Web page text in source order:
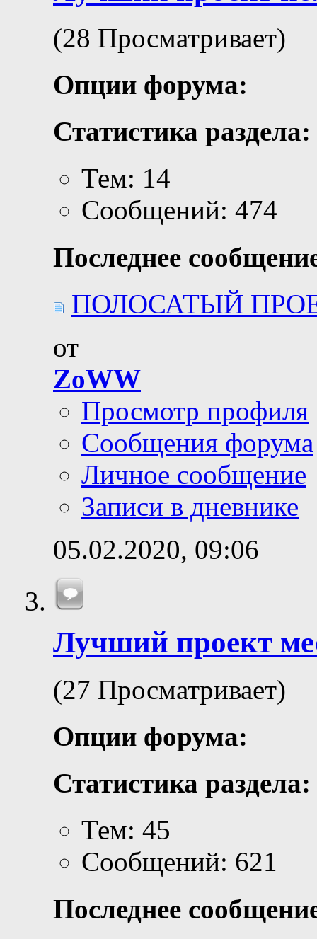
(28 Просматривает)
Опции форума:
Статистика раздела:
Тем: 14
Сообщений: 474
Последнее
ПОЛОСАТЫЙ
от
ZoWW
Просмотр профиля
Сообщения форума
Личное сообщение
Записи в дневнике
05.02.2020, 09:06
Лучший проект
(27 Просматривает)
Опции форума:
Статистика раздела:
Тем: 45
Сообщений: 621
Последнее